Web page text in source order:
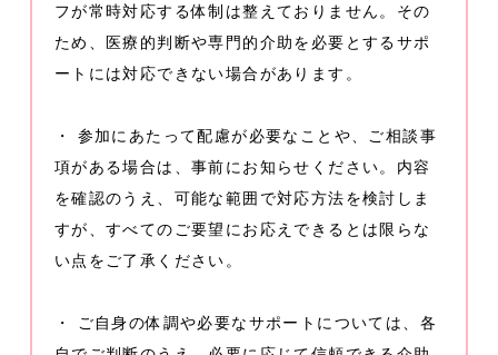
フが常時対応する体制は整えておりません。その
ため、医療的判断や専門的介助を必要とするサポ
ートには対応できない場合があります。
・ 参加にあたって配慮が必要なことや、ご相談事
項がある場合は、事前にお知らせください。内容
を確認のうえ、可能な範囲で対応方法を検討しま
すが、すべてのご要望にお応えできるとは限らな
い点をご了承ください。
・ ご自身の体調や必要なサポートについては、各